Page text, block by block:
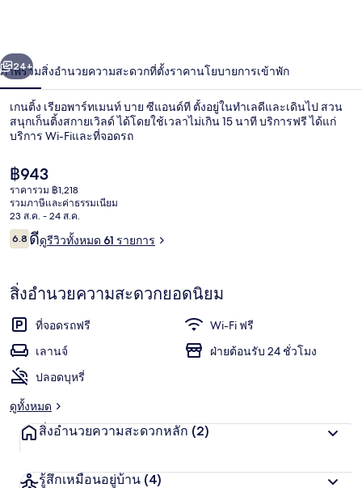
พาร์
ท
เม
นท์
บาย
ซี
ที
า
ถัดไป
24+
ภาพรวมสิ่งอำนวยความสะดวกที่ตั้งราคานโยบายการเข้าพัก
เกนติ้ง เรียอพาร์ทเมนท์ บาย ซีแอนด์ที ตั้งอยู่ในทำเลดีและเดินไป สวน
สนุกเก็นติ้งสกายเวิลด์ ได้โดยใช้เวลาไม่เกิน 15 นาที บริการฟรี ได้แก่
บริการ Wi-Fiและที่จอดรถ
ราคา
ปัจจุบัน
฿943
฿943
ราคารวม ฿1,218
รวมภาษีและค่าธรรมเนียม
23 ส.ค. - 24 ส.ค.
รีวิว
6.86.8 จาก 10
ดีดูรีวิวทั้งหมด 61 รายการ
สิ่งอำนวยความสะดวกยอดนิยม
ที่จอดรถฟรี
Wi-Fi ฟรี
เลานจ์
ฝ่ายต้อนรับ 24 ชั่วโมง
ปลอดบุหรี่
ดูทั้งหมด
สิ่งอำนวยความสะดวกหลัก (2)
รู้สึกเหมือนอยู่บ้าน (4)